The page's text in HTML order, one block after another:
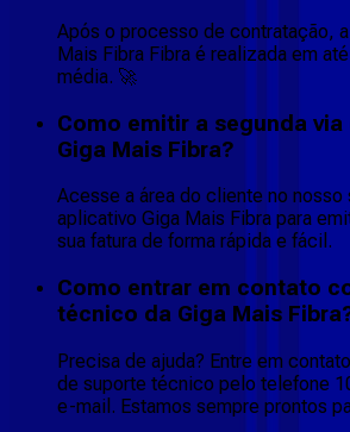
Após o processo de contratação,
Mais Fibra Fibra é realizada em
média. 🚀
Como emitir a segunda
Giga Mais Fibra?
Acesse a área do cliente no nosso
aplicativo Giga Mais Fibra para
sua fatura de forma rápida e fácil.
Como entrar em contato
técnico da Giga Mais
Precisa de ajuda? Entre em
de suporte técnico pelo telefone
e-mail. Estamos sempre prontos